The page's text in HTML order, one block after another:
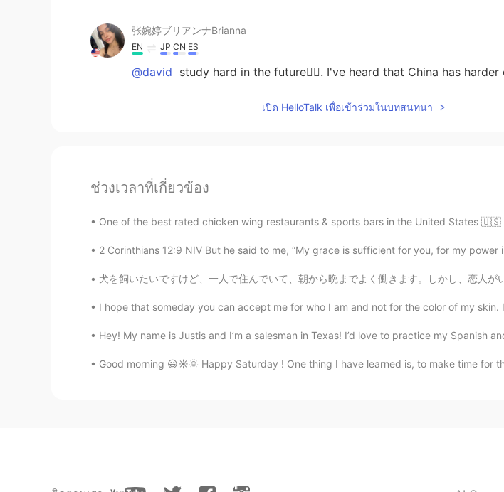
张婉婷ブリアンナBrianna
EN JP CN ES
@david study hard in the future👍🏻. I've heard that China has
EN JP CN ES
@david are you taking the Chinese college exam?
张婉婷ブリアンナBrianna
张婉婷ブリアンナBrianna
好好复习 顺顺利利ᶘ ͡°ᴥ͡°ᶅ
เปิด HelloTalk เพื่อเข้าร่วมในบทสนทนา
ช่วงเวลาที่เกี่ยวข้อง
One of the best rated chicken wing restaurants & sports bars in the United States 🇺🇸
2 Corinthians‬ ‭12:9‬ ‭NIV‬‬ But he said to me, “My grace is sufficient for you, for my power
犬を飼いたいですけど、一人で住んでいて、朝から晩までよく働きます。しかし、恋人がいれば、私たちはぜったい犬を飼うつもりですよ
I hope that someday you can accept me for who I am and not for the color of my skin.
Hey! My name is Justis and I’m a salesman in Texas! I’d love to practice my Spanish
Good morning 😃☀️🌞 Happy Saturday ! One thing I have learned is, to make time for